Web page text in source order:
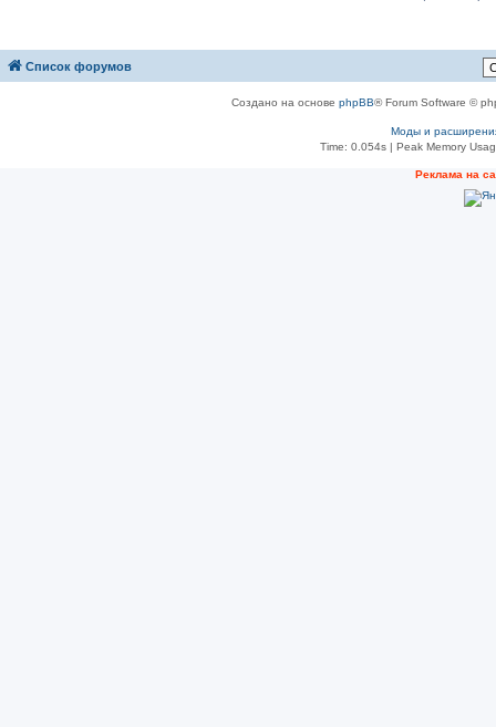
Список форумов
Создано на основе phpBB® Forum Software ©
Моды и
Time: 0.054s| Peak Memory
Реклама на